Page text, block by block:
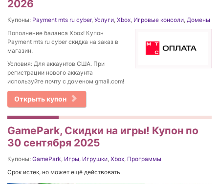
2026
Купоны: Payment mts ru cyber, Услуги, Xbox, Игровые консоли, Домены
Пополнение баланса Xbox! Купон
Payment mts ru cyber скидка на заказ в
магазин.
Условия: Для аккаунтов США. При
регистрации нового аккаунта
используйте почту с доменом gmail.com!
Открыть купон
GamePark, Скидки на игры! Купон по
30 сентября 2025
Купоны: GamePark, Игры, Игрушки, Xbox, Программы
Срок истек, но может ещё действовать